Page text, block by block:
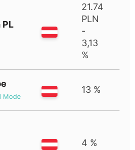
21.74
PLN
-
3,13
%
Mode
13 %
4 %